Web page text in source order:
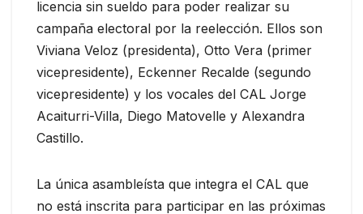
licencia sin sueldo para poder realizar su
campaña electoral por la reelección. Ellos son
Viviana Veloz (presidenta), Otto Vera (primer
vicepresidente), Eckenner Recalde (segundo
vicepresidente) y los vocales del CAL Jorge
Acaiturri-Villa, Diego Matovelle y Alexandra
Castillo.
La única asambleísta que integra el CAL que
no está inscrita para participar en las próximas